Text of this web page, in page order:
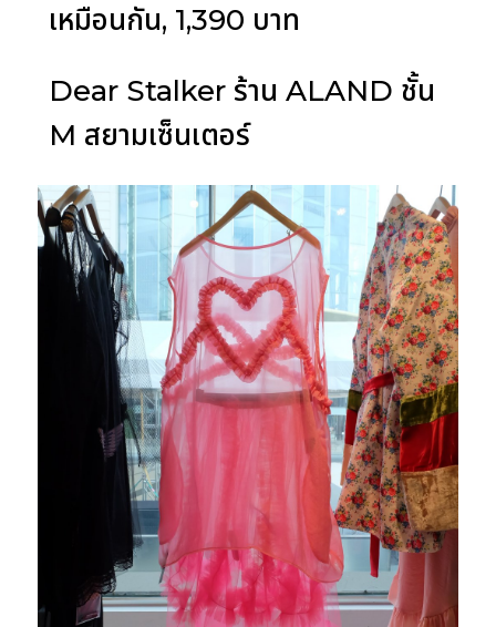
เหมือนกัน, 1,390 บาท
Dear Stalker ร้าน ALAND ชั้น
M สยามเซ็นเตอร์